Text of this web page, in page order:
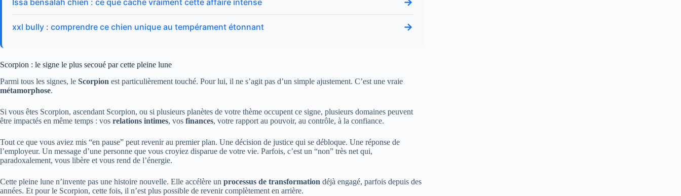
Issa bensalah chien : ce que cache vraiment cette affaire intense
xxl bully : comprendre ce chien unique au tempérament étonnant →
Scorpion : le signe le plus secoué par cette pleine lune
Parmi tous les signes, le Scorpion est particulièrement touché. Pour lui, il ne s’agit pas d’un simple ajustement. C’est une vraie
métamorphose.
Si vous êtes Scorpion, ascendant Scorpion, ou si plusieurs planètes de votre thème occupent ce signe, plusieurs domaines peuvent
être impactés en même temps : vos relations intimes, vos finances, votre rapport au pouvoir, au contrôle, à la confiance.
Tout ce que vous aviez mis “en pause” peut revenir au premier plan. Une décision de justice qui se débloque. Une réponse de
l’employeur. Un message d’une personne que vous croyiez disparue de votre vie. Parfois, c’est un “non” très net qui,
paradoxalement, vous libère et vous rend de l’énergie.
Cette pleine lune n’invente pas une histoire nouvelle. Elle accélère un processus de transformation déjà engagé, parfois depuis des
années. Et pour le Scorpion, cette fois, il n’est plus possible de revenir complètement en arrière.